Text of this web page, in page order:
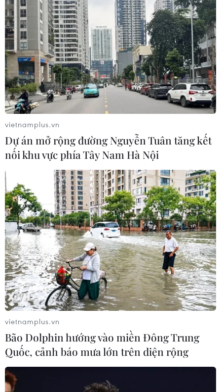
vietnamplus.vn
Dự án mở rộng đường Nguyễn Tuân tăng kết
nối khu vực phía Tây Nam Hà Nội
vietnamplus.vn
Bão Dolphin hướng vào miền Đông Trung
Quốc, cảnh báo mưa lớn trên diện rộng